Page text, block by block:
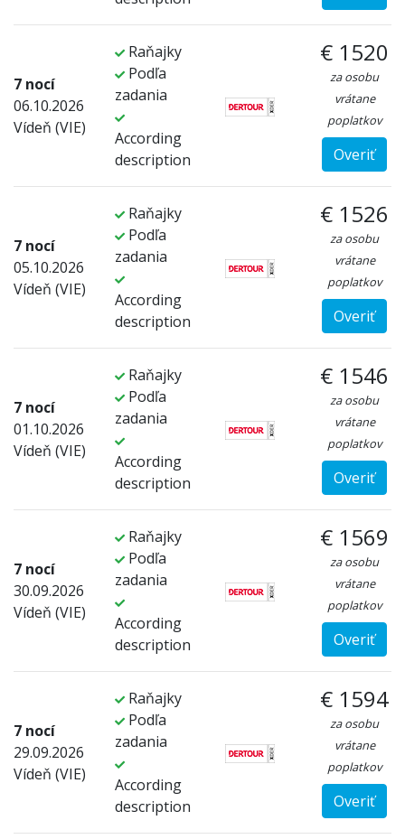
7 nocí
06.10.2026
Vídeň (VIE)
Raňajky
Podľa
zadania
According
description
€ 1520
za osobu
vrátane
poplatkov
Overiť
7 nocí
05.10.2026
Vídeň (VIE)
Raňajky
Podľa
zadania
According
description
€ 1526
za osobu
vrátane
poplatkov
Overiť
7 nocí
01.10.2026
Vídeň (VIE)
Raňajky
Podľa
zadania
According
description
€ 1546
za osobu
vrátane
poplatkov
Overiť
7 nocí
30.09.2026
Vídeň (VIE)
Raňajky
Podľa
zadania
According
description
€ 1569
za osobu
vrátane
poplatkov
Overiť
7 nocí
29.09.2026
Vídeň (VIE)
Raňajky
Podľa
zadania
According
description
€ 1594
za osobu
vrátane
poplatkov
Overiť